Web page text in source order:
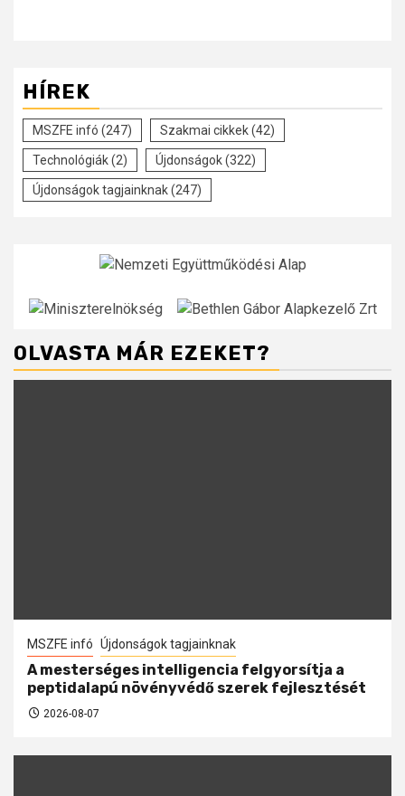
HÍREK
MSZFE infó (247) Szakmai cikkek(42)
Technológiák(2) Újdonságok(322)
Újdonságok tagjainknak(247)
OLVASTA MÁR EZEKET?
MSZFE infó Újdonságok tagjainknak
A mesterséges intelligencia felgyorsítja a
peptidalapú növényvédő szerek fejlesztését
2026-08-07